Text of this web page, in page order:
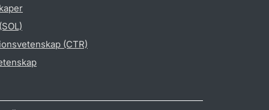
(CTR)